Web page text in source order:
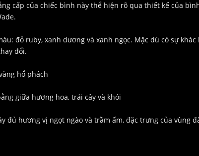
cấp của chiếc bình này thể hiện rõ qua thiết kế của
đỏ ruby, xanh dương và xanh ngọc. Mặc dù có sự
đổi.
hổ phách
giữa hương hoa, trái cây và khói
đủ hương vị ngọt ngào và trầm ấm, đặc trưng của vùng